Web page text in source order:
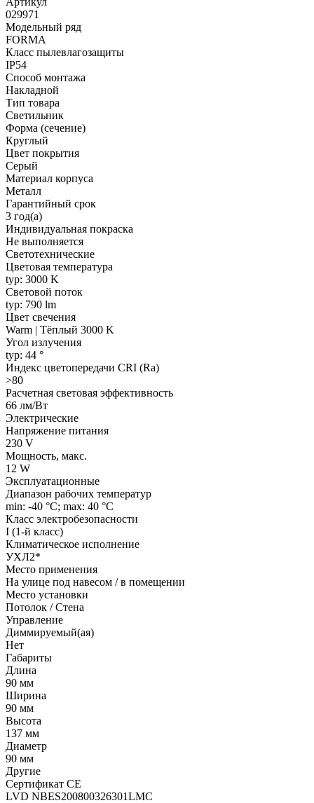
029971
Модельный ряд
FORMA
Класс пылевлагозащиты
IP54
Способ монтажа
Накладной
Тип товара
Светильник
Форма (сечение)
Круглый
Цвет покрытия
Серый
Материал корпуса
Металл
Гарантийный срок
3 год(а)
Индивидуальная покраска
Не выполняется
Светотехнические
Цветовая температура
typ: 3000 K
Световой поток
typ: 790 lm
Цвет свечения
Warm | Тёплый 3000 K
Угол излучения
typ: 44 °
Индекс цветопередачи CRI (Ra)
>80
Расчетная световая эффективность
66 лм/Вт
Электрические
Напряжение питания
230 V
Мощность, макс.
12 W
Эксплуатационные
Диапазон рабочих температур
min: -40 °C; max: 40 °C
Класс электробезопасности
I (1-й класс)
Климатическое исполнение
УХЛ2*
Место применения
На улице под навесом / в помещении
Место установки
Потолок / Cтена
Управление
Диммируемый(ая)
Нет
Габариты
Длина
90 мм
Ширина
90 мм
Высота
137 мм
Диаметр
90 мм
Другие
Сертификат CE
LVD NBES200800326301LMC